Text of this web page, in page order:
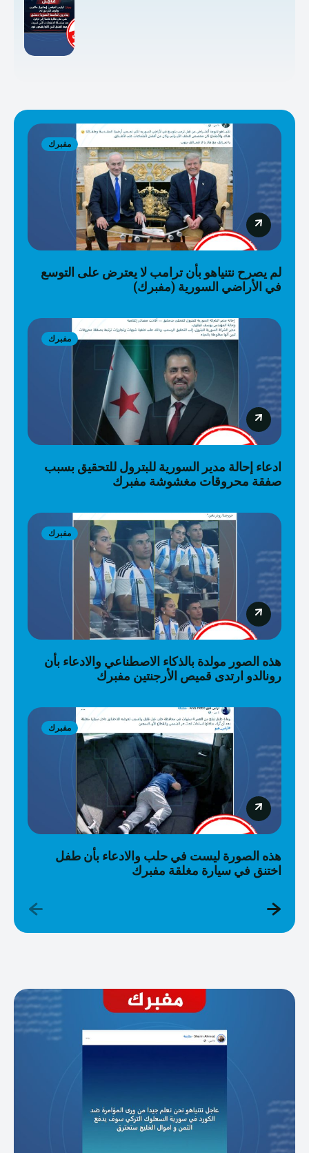
مفبرك
لم يصرح نتنياهو بأن ترامب لا يعترض على التوسع
في الأراضي السورية (مفبرك)
مفبرك
ادعاء إحالة مدير السورية للبترول للتحقيق بسبب
صفقة محروقات مغشوشة مفبرك
مفبرك
هذه الصور مولدة بالذكاء الاصطناعي والادعاء بأن
رونالدو ارتدى قميص الأرجنتين مفبرك
مفبرك
هذه الصورة ليست في حلب والادعاء بأن طفل
اختنق في سيارة مغلقة مفبرك